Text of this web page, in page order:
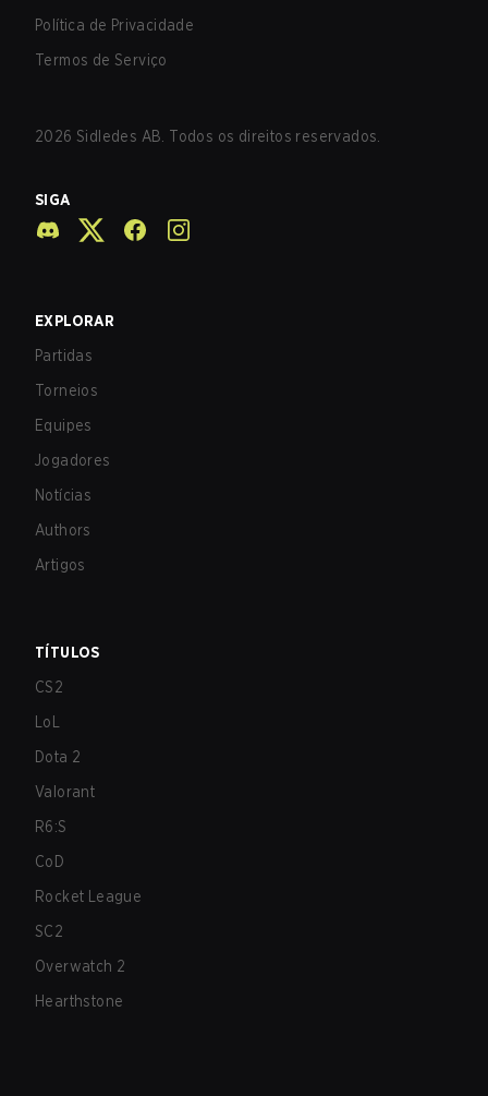
Política de Privacidade
Termos de Serviço
2026 Sidledes AB. Todos os direitos reservados.
SIGA
EXPLORAR
Partidas
Torneios
Equipes
Jogadores
Notícias
Authors
Artigos
TÍTULOS
CS2
LoL
Dota 2
Valorant
R6:S
CoD
Rocket League
SC2
Overwatch 2
Hearthstone